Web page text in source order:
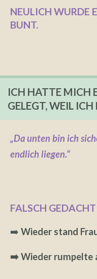
NEULICH WURDE
BUNT.
ICH HATTE MICH
GELEGT, WEIL
„Da unten bin ich
endlich liegen.“
FALSCH
➡️ Wieder stand
➡️ Wieder rumpelte